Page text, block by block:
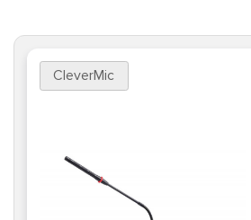
CleverMic